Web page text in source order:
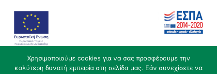
Χρησιμοποιούμε cookies για να σας προσφέρουμε την
καλύτερη δυνατή εμπειρία στη σελίδα μας. Εάν συνεχίσετε να